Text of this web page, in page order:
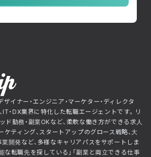
イナー・エンジニア・マーケター・ディレクタ
IT・DX業界に特化した転職エージェントです。リ
ド勤務・副業OKなど、柔軟な働き方ができる求人
ティング、スタートアップのグロース戦略、大
開発など、多様なキャリアパスをサポートしま
な転職先を探している」「副業と両立できる仕事